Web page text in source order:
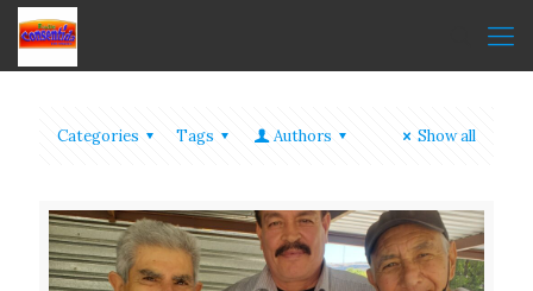
Categories Tags Authors Show all